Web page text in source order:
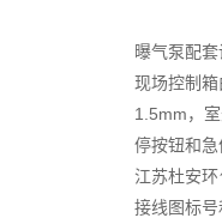
曝气泵配
现场控制
1.5mm，
停按钮和
江苏杜安
接线图标